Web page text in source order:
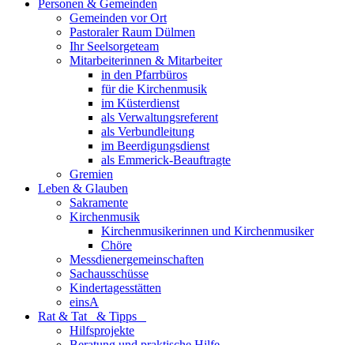
Personen & Gemeinden
Gemeinden vor Ort
Pastoraler Raum Dülmen
Ihr Seelsorgeteam
Mitarbeiterinnen & Mitarbeiter
in den Pfarrbüros
für die Kirchenmusik
im Küsterdienst
als Verwaltungsreferent
als Verbundleitung
im Beerdigungsdienst
als Emmerick-Beauftragte
Gremien
Leben & Glauben
Sakramente
Kirchenmusik
Kirchenmusikerinnen und Kirchenmusiker
Chöre
Messdienergemeinschaften
Sachausschüsse
Kindertagesstätten
einsA
Rat & Tat & Tipps
Hilfsprojekte